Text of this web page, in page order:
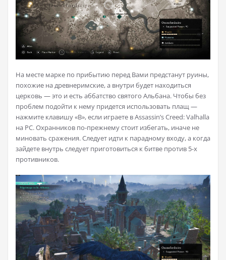
На месте марке по прибытию перед Вами предстанут руины,
похожие на древнеримские, а внутри будет находиться
церковь — это и есть аббатство святого Альбана. Чтобы без
проблем подойти к нему придется использовать плащ —
нажмите клавишу «B», если играете в Assassin’s Creed: Valhalla
на PC. Охранников по-прежнему стоит избегать, иначе не
миновать сражения. Следует идти к парадному входу, а когда
зайдете внутрь следует приготовиться к битве против 5-х
противников.